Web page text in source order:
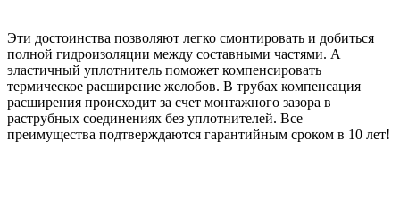
Эти достоинства позволяют легко смонтировать и добиться
полной гидроизоляции между составными частями. А
эластичный уплотнитель поможет компенсировать
термическое расширение желобов. В трубах компенсация
расширения происходит за счет монтажного зазора в
раструбных соединениях без уплотнителей. Все
преимущества подтверждаются гарантийным сроком в 10 лет!